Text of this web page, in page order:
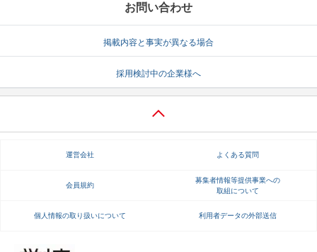
お問い合わせ
掲載内容と事実が異なる場合
採用検討中の企業様へ
運営会社 よくある質問
会員規約
募集者情報等提供事業への
取組について
個人情報の取り扱いについて 利用者データの外部送信